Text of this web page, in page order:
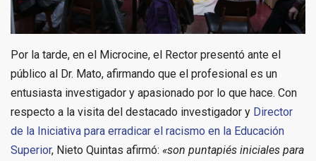
Por la tarde, en el Microcine, el Rector presentó ante el
público al Dr. Mato, afirmando que el profesional es un
entusiasta investigador y apasionado por lo que hace. Con
respecto a la visita del destacado investigador y Director
de la Iniciativa para erradicar el racismo en la Educación
Superior, Nieto Quintas afirmó: «son puntapiés iniciales para